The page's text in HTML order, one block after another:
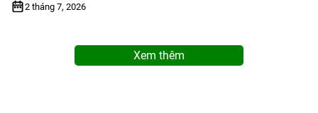
2 tháng 7, 2026
Xem thêm